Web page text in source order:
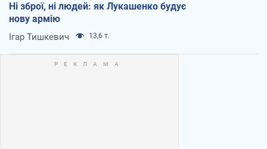
Ні зброї, ні людей: як Лукашенко будує
нову армію
Ігар Тишкевич 13,6 т.